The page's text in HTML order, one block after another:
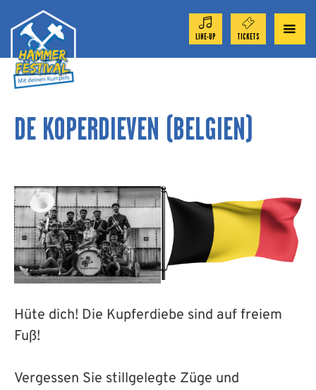
LINE-UP TICKETS
ORCHESTER 2026
TICKET-SHOP
FESTIVAL
AKTUELL
SPONSOREN
APP
KONTAKT
DE KOPERDIEVEN (BELGIEN)
Hüte dich! Die Kupferdiebe sind auf freiem
Fuß!
Vergessen Sie stillgelegte Züge und